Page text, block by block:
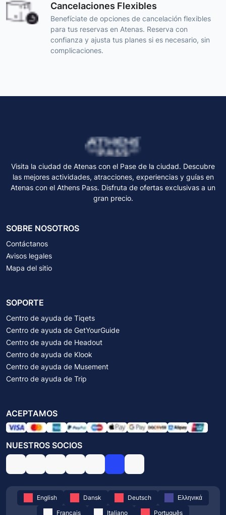
Cancelaciones Flexibles
Benefíciate de opciones de cancelación flexibles
para tus reservas en Atenas. Reserva con
confianza y ajusta tus planes si es necesario, sin
complicaciones.
Visita la ciudad de Atenas con el Pase de la ciudad. Descubre
las mejores actividades, atracciones, experiencias y guías en
Atenas con el Athens Pass. Disfruta de ofertas exclusivas a un
gran precio.
SOBRE NOSOTROS
Contáctanos
Avisos legales
Mapa del sitio
SOPORTE
Centro de ayuda de Tiqets
Centro de ayuda de GetYourGuide
Centro de ayuda de Headout
Centro de ayuda de Klook
Centro de ayuda de Musement
Centro de ayuda de Trip
ACEPTAMOS
NUESTROS SOCIOS
English Dansk Deutsch
Ελληνικά
Français
Italiano Português